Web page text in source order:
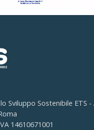
Sviluppo Sostenibile ETS -
14610671001